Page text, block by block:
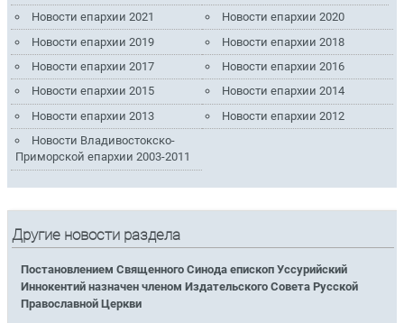
Новости епархии 2021
Новости епархии 2020
Новости епархии 2019
Новости епархии 2018
Новости епархии 2017
Новости епархии 2016
Новости епархии 2015
Новости епархии 2014
Новости епархии 2013
Новости епархии 2012
Новости Владивостокско-
Приморской епархии 2003-2011
Другие новости раздела
Постановлением Священного Синода епископ Уссурийский
Иннокентий назначен членом Издательского Совета Русской
Православной Церкви